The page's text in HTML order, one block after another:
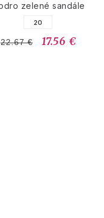
zelené sandále
20
22.67 € 17.56 €